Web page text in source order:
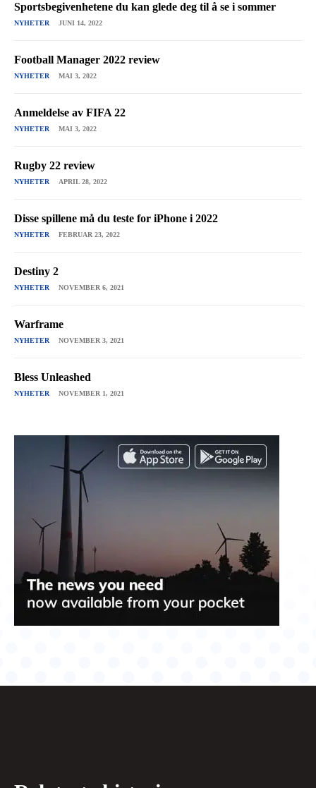
Sportsbegivenhetene du kan glede deg til å se i sommer
NYHETER JUNI 14, 2022
Football Manager 2022 review
NYHETER MAI 3, 2022
Anmeldelse av FIFA 22
NYHETER MAI 3, 2022
Rugby 22 review
NYHETER APRIL 28, 2022
Disse spillene må du teste for iPhone i 2022
NYHETER FEBRUAR 23, 2022
Destiny 2
NYHETER NOVEMBER 6, 2021
Warframe
NYHETER NOVEMBER 3, 2021
Bless Unleashed
NYHETER NOVEMBER 1, 2021